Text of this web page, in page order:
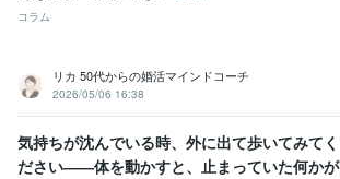
コラム
リカ 50代からの婚活マインドコーチ
2026/05/06 16:38
気持ちが沈んでいる時、外に出て歩いてみてく
ださい――体を動かすと、止まっていた何かが